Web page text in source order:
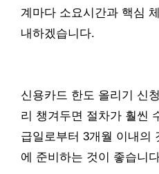
계마다 소요시간과 핵심
내하겠습니다.
신용카드 한도 올리기 신
리 챙겨두면 절차가 훨씬
급일로부터 3개월 이내의
에 준비하는 것이 좋습니